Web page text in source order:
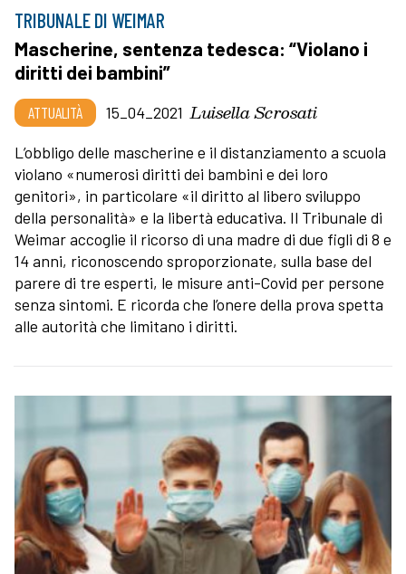
TRIBUNALE DI WEIMAR
Mascherine, sentenza tedesca: “Violano i
diritti dei bambini”
ATTUALITÀ 15_04_2021 Luisella Scrosati
L’obbligo delle mascherine e il distanziamento a scuola
violano «numerosi diritti dei bambini e dei loro
genitori», in particolare «il diritto al libero sviluppo
della personalità» e la libertà educativa. Il Tribunale di
Weimar accoglie il ricorso di una madre di due figli di 8 e
14 anni, riconoscendo sproporzionate, sulla base del
parere di tre esperti, le misure anti-Covid per persone
senza sintomi. E ricorda che l’onere della prova spetta
alle autorità che limitano i diritti.